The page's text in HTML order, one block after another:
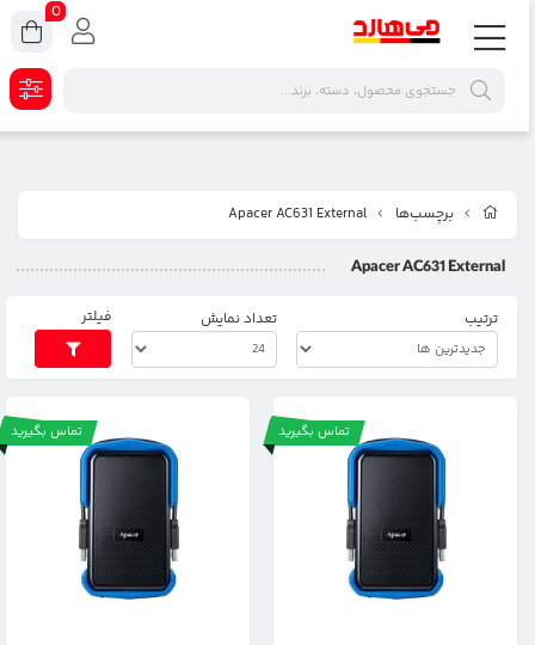
برچسب‌ها Apacer AC631 External
Apacer AC631 External
ترتیب تعداد نمایش فیلتر
تماس بگیرید تماس بگیرید
0